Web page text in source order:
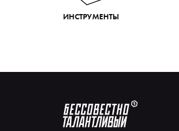
ИНСТРУМЕНТЫ